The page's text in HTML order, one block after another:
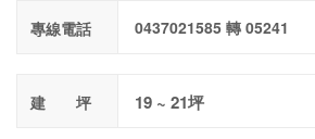
專線電話 0437021585 轉 05241
建 坪 19 ~ 21坪